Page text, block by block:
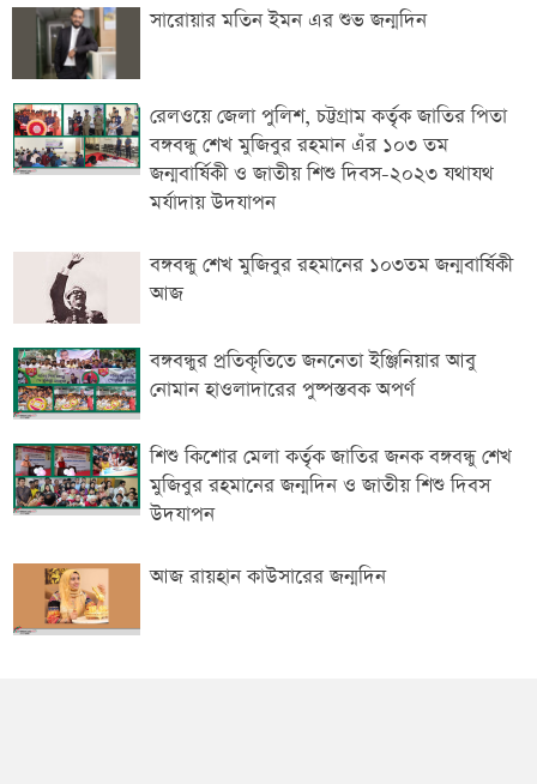
সারোয়ার মতিন ইমন এর শুভ জন্মদিন
রেলওয়ে জেলা পুলিশ, চট্টগ্রাম কর্তৃক জাতির পিতা
বঙ্গবন্ধু শেখ মুজিবুর রহমান এঁর ১০৩ তম
জন্মবার্ষিকী ও জাতীয় শিশু দিবস-২০২৩ যথাযথ
মর্যাদায় উদযাপন
বঙ্গবন্ধু শেখ মুজিবুর রহমানের ১০৩তম জন্মবার্ষিকী
আজ
বঙ্গবন্ধুর প্রতিকৃতিতে জননেতা ইঞ্জিনিয়ার আবু
নোমান হাওলাদারের পুষ্পস্তবক অপর্ণ
শিশু কিশোর মেলা কর্তৃক জাতির জনক বঙ্গবন্ধু শেখ
মুজিবুর রহমানের জন্মদিন ও জাতীয় শিশু দিবস
উদযাপন
আজ রায়হান কাউসারের জন্মদিন